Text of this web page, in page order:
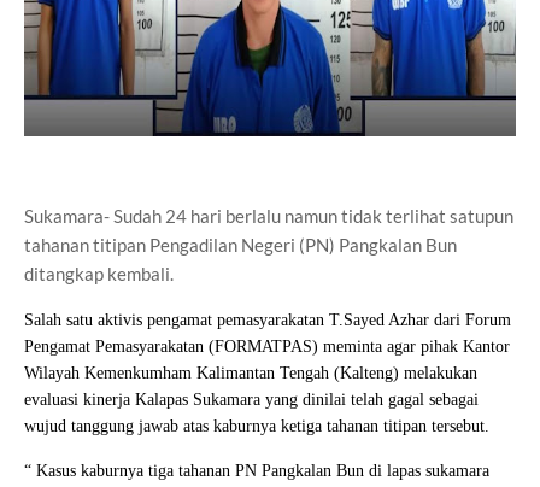
Sukamara- Sudah 24 hari berlalu namun tidak terlihat satupun
tahanan titipan Pengadilan Negeri (PN) Pangkalan Bun
ditangkap kembali.
Salah satu aktivis pengamat pemasyarakatan T.Sayed Azhar dari Forum
Pengamat Pemasyarakatan (FORMATPAS) meminta agar pihak Kantor
Wilayah Kemenkumham Kalimantan Tengah (Kalteng) melakukan
evaluasi kinerja Kalapas Sukamara yang dinilai telah gagal sebagai
wujud tanggung jawab atas kaburnya ketiga tahanan titipan tersebut.
“ Kasus kaburnya tiga tahanan PN Pangkalan Bun di lapas sukamara